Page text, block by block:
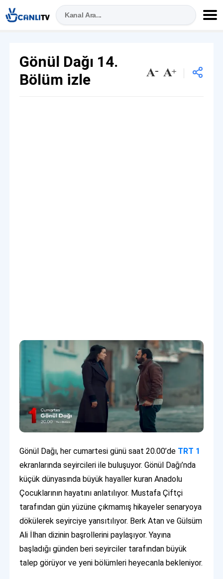
Gönül Dağı 14.
Bölüm izle
Gönül Dağı, her cumartesi günü saat 20.00’de TRT 1
ekranlarında seyircileri ile buluşuyor. Gönül Dağı’nda
küçük dünyasında büyük hayaller kuran Anadolu
Çocuklarının hayatını anlatılıyor. Mustafa Çiftçi
tarafından gün yüzüne çıkmamış hikayeler senaryoya
dökülerek seyirciye yansıtılıyor. Berk Atan ve Gülsüm
Ali İlhan dizinin başrollerini paylaşıyor. Yayına
başladığı günden beri seyirciler tarafından büyük
talep görüyor ve yeni bölümleri heyecanla bekleniyor.